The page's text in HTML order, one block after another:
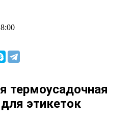
термоусадочная
этикеток